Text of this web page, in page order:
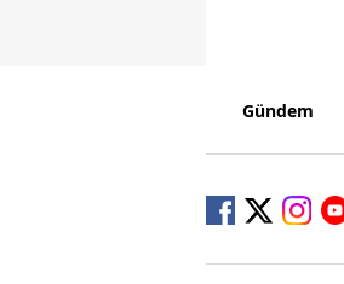
Gündem